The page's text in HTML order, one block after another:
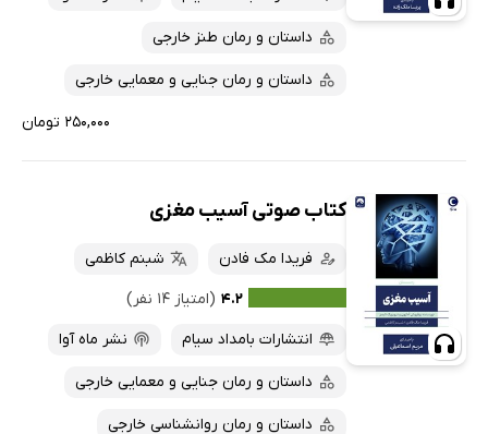
داستان و رمان طنز خارجی
داستان و رمان جنایی و معمایی خارجی
۲۵۰,۰۰۰ تومان
کتاب صوتی آسیب مغزی
فریدا مک فادن
شبنم کاظمی
۴.۲ (امتیاز ۱۴ نفر)
انتشارات بامداد سیام
نشر ماه آوا
داستان و رمان جنایی و معمایی خارجی
داستان و رمان روانشناسی خارجی